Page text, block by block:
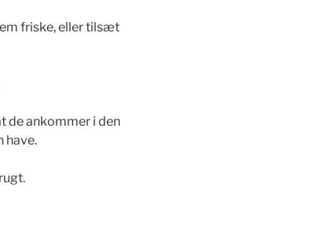
friske, eller tilsæt
de ankommer i den
have.